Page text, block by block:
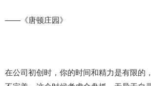
——《唐顿庄园》
在公司初创时，你的时间和精力是有限的